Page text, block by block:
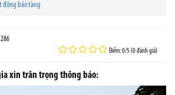
động bảo tàng
Điểm: 0/5 (0 đánh giá)
xin trân trọng thông báo: